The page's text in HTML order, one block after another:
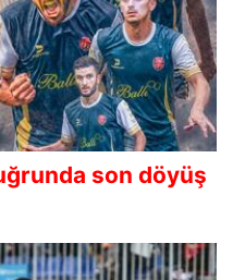
son döyüş